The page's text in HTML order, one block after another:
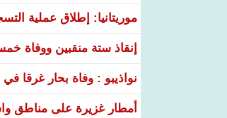
موريتانيا: إطلاق عملية
إنقاذ ستة منقبين ووفاة
نواذيبو : وفاة بحار غرقا في
أمطار غزيرة على مناطق واسعة